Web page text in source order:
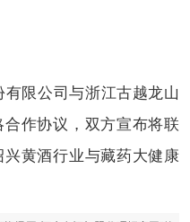
限公司与浙江古越龙山
作协议，双方宣布将联
黄酒行业与藏药大健康